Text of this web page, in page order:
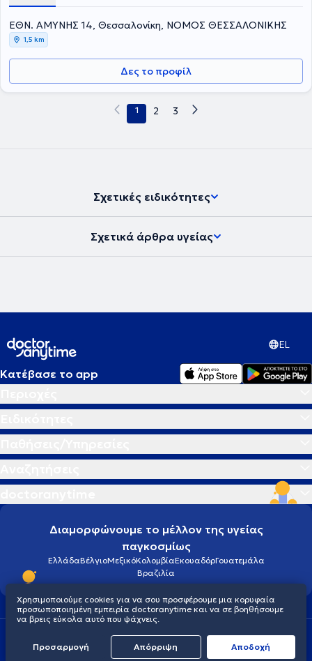
ΕΘΝ. ΑΜΥΝΗΣ 14, Θεσσαλονίκη, ΝΟΜΟΣ ΘΕΣΣΑΛΟΝΙΚΗΣ
1,5 km
Δες το προφίλ
1 2 3
Σχετικές ειδικότητες
Σχετικά άρθρα υγείας
EL
Κατέβασε το app
Διαμορφώνουμε το μέλλον της υγείας
παγκοσμίως
ΕλλάδαΒέλγιοΜεξικόΚολομβίαΕκουαδόρΓουατεμάλα
Βραζιλία
Πολιτική προστασίας προσωπικού απορρήτου
© 2026 doctoranytime
Χρησιμοποιούμε cookies για να σου προσφέρουμε μια κορυφαία
προσωποποιημένη εμπειρία doctoranytime και να σε βοηθήσουμε
να βρεις εύκολα αυτό που ψάχνεις.
Προσαρμογή Απόρριψη Aποδοχή